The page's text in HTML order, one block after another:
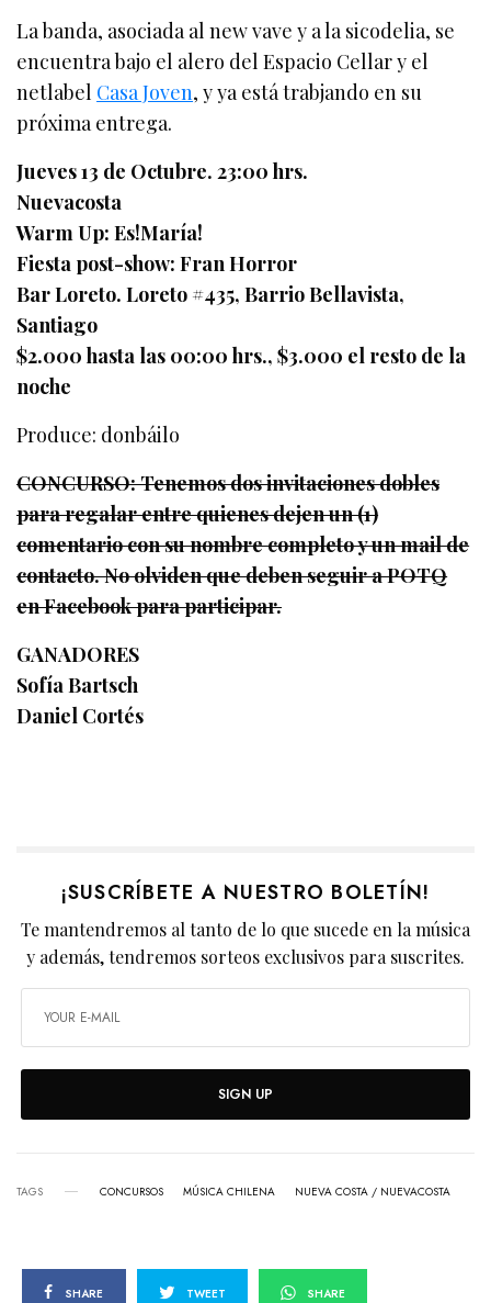
La banda, asociada al new vave y a la sicodelia, se
encuentra bajo el alero del Espacio Cellar y el
netlabel Casa Joven, y ya está trabjando en su
próxima entrega.
Jueves 13 de Octubre. 23:00 hrs.
Nuevacosta
Warm Up: Es!María!
Fiesta post-show: Fran Horror
Bar Loreto. Loreto #435, Barrio Bellavista,
Santiago
$2.000 hasta las 00:00 hrs., $3.000 el resto de la
noche
Produce: donbáilo
CONCURSO: Tenemos dos invitaciones dobles
para regalar entre quienes dejen un (1)
comentario con su nombre completo y un mail de
contacto. No olviden que deben seguir a POTQ
en Facebook para participar.
GANADORES
Sofía Bartsch
Daniel Cortés
¡SUSCRÍBETE A NUESTRO BOLETÍN!
Te mantendremos al tanto de lo que sucede en la música
y además, tendremos sorteos exclusivos para suscrites.
SIGN UP
TAGS CONCURSOS MÚSICA CHILENA NUEVA COSTA / NUEVACOSTA
SHARE TWEET SHARE